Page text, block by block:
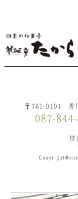
〒761-0101 香
087-844-
特